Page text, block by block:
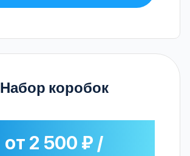
Набор коробок
от 2 500 ₽ /